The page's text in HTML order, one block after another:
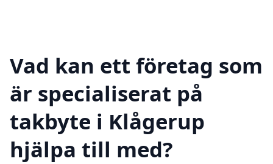
Vad kan ett företag som
är specialiserat på
takbyte i Klågerup
hjälpa till med?